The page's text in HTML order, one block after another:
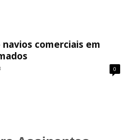
comerciais em
0